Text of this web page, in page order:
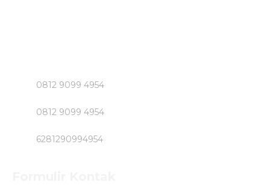
0812 9099 4954
0812 9099 4954
6281290994954